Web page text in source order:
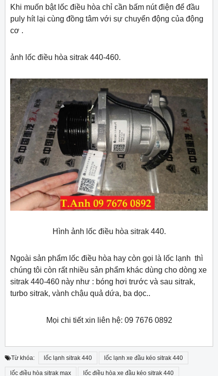
Khi muốn bật lốc điều hòa chỉ cần bấm nút điện để đầu
puly hít lại cùng đồng tâm với sự chuyển động của động
cơ .
ảnh lốc điều hòa sitrak 440-460.
Hình ảnh lốc điều hòa sitrak 440.
Ngoài sản phẩm lốc điều hòa hay còn gọi là lốc lạnh thì
chúng tôi còn rất nhiều sản phẩm khác dùng cho dòng xe
sitrak 440-460 này như : bóng hơi trước và sau sitrak,
turbo sitrak, vành chậu quả dứa, ba dọc..
Mọi chi tiết xin liên hệ: 09 7676 0892
Từ khóa: lốc lạnh sitrak 440 lốc lạnh xe đầu kéo sitrak 440
lốc điều hòa sitrak max lốc điều hòa xe đầu kéo sitrak 440